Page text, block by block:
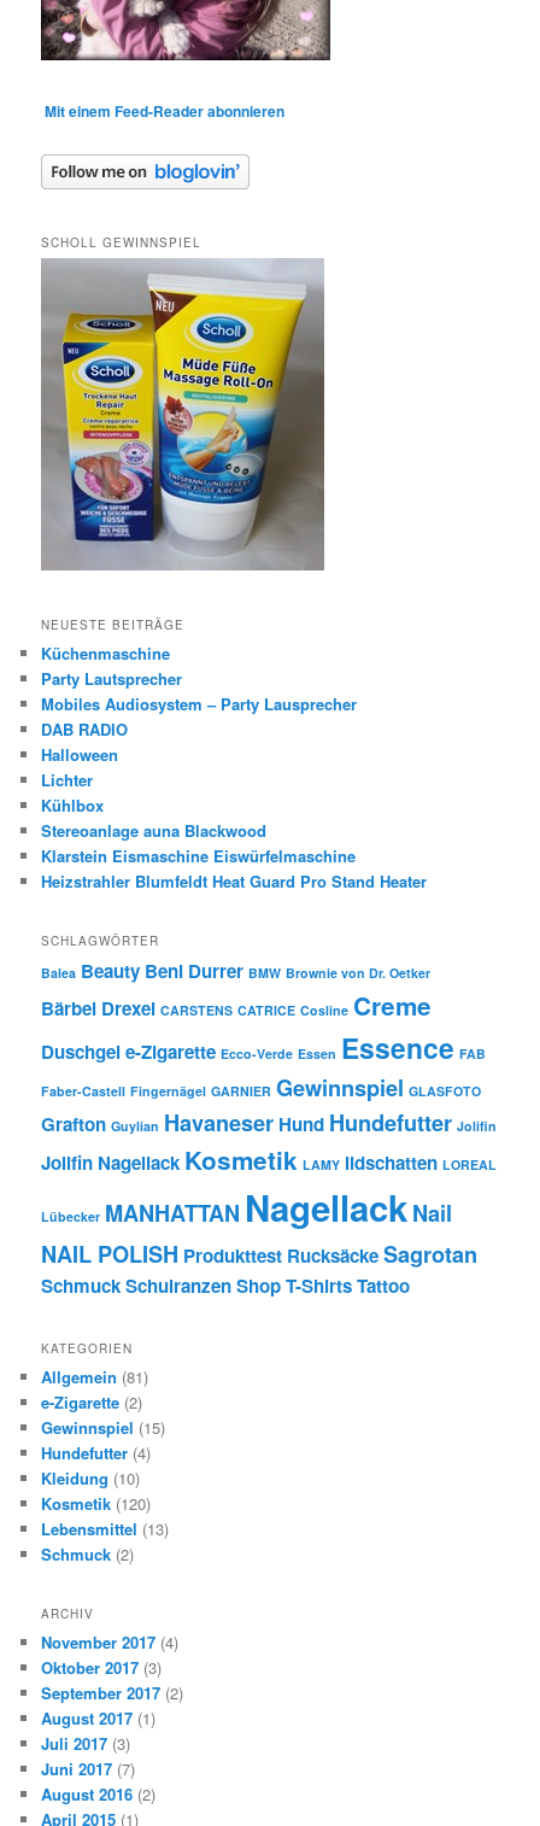
Mit einem Feed-Reader abonnieren
SCHOLL GEWINNSPIEL
NEUESTE BEITRÄGE
Küchenmaschine
Party Lautsprecher
Mobiles Audiosystem – Party Lausprecher
DAB RADIO
Halloween
Lichter
Kühlbox
Stereoanlage auna Blackwood
Klarstein Eismaschine Eiswürfelmaschine
Heizstrahler Blumfeldt Heat Guard Pro Stand Heater
SCHLAGWÖRTER
Balea Beauty Beni Durrer BMW Brownie von Dr. Oetker
Bärbel Drexel CARSTENS CATRICE Cosline Creme
Duschgele-Zigarette Ecco-Verde Essen Essence FAB
Faber-Castell Fingernägel GARNIER Gewinnspiel GLASFOTO
Grafton Guylian Havaneser Hund Hundefutter Jolifin
Jolifin Nagellack Kosmetik LAMY lidschatten LOREAL
Lübecker MANHATTAN NagellackNail
NAIL POLISH Produkttest RucksäckeSagrotan
SchmuckSchulranzenShopT-ShirtsTattoo
KATEGORIEN
Allgemein (81)
e-Zigarette (2)
Gewinnspiel (15)
Hundefutter (4)
Kleidung (10)
Kosmetik (120)
Lebensmittel (13)
Schmuck (2)
ARCHIV
November 2017 (4)
Oktober 2017 (3)
September 2017 (2)
August 2017 (1)
Juli 2017 (3)
Juni 2017 (7)
August 2016 (2)
April 2015 (1)